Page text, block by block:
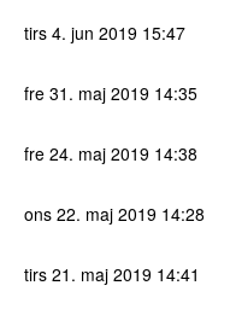
tirs 4. jun 2019 15:47
fre 31. maj 2019 14:35
fre 24. maj 2019 14:38
ons 22. maj 2019 14:28
tirs 21. maj 2019 14:41